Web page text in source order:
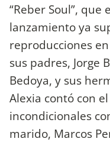
“Reber Soul”,
lanzamiento ya
reproducciones
sus padres, Jorge
Bedoya, y sus
Alexia contó con
incondicionales
marido, Marcos